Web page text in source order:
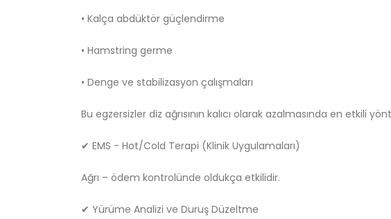
• Kalça abdüktör güçlendirme
• Hamstring germe
• Denge ve stabilizasyon çalışmaları
Bu egzersizler diz ağrısının kalıcı olarak azalmasında en etkili
✔ EMS - Hot/Cold Terapi (Klinik Uygulamaları)
Ağrı – ödem kontrolünde oldukça etkilidir.
✔ Yürüme Analizi ve Duruş Düzeltme